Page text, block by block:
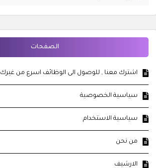
الصفحات
اشترك معنا , للوصول الى الوظائف اسرع من غيرك
سياسية الخصوصية
سياسية الاستخدام
من نحن
الارشيف